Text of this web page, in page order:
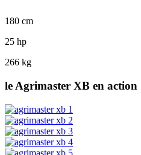
180 cm
25 hp
266 kg
le Agrimaster XB en action